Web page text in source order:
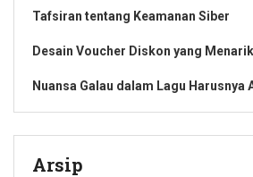
Tafsiran tentang Keamanan Siber
Desain Voucher Diskon yang
Nuansa Galau dalam Lagu Harusnya
Arsip